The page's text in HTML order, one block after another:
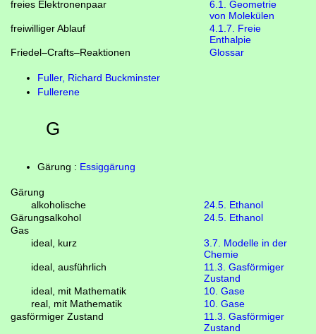
freies Elektronenpaar
6.1. Geometrie
von Molekülen
freiwilliger Ablauf
4.1.7. Freie
Enthalpie
Friedel–Crafts–Reaktionen
Glossar
Fuller, Richard Buckminster
Fullerene
G
Gärung : Essiggärung
Gärung
alkoholische
24.5. Ethanol
Gärungsalkohol
24.5. Ethanol
Gas
ideal, kurz
3.7. Modelle in der
Chemie
ideal, ausführlich
11.3. Gasförmiger
Zustand
ideal, mit Mathematik
10. Gase
real, mit Mathematik
10. Gase
gasförmiger Zustand
11.3. Gasförmiger
Zustand